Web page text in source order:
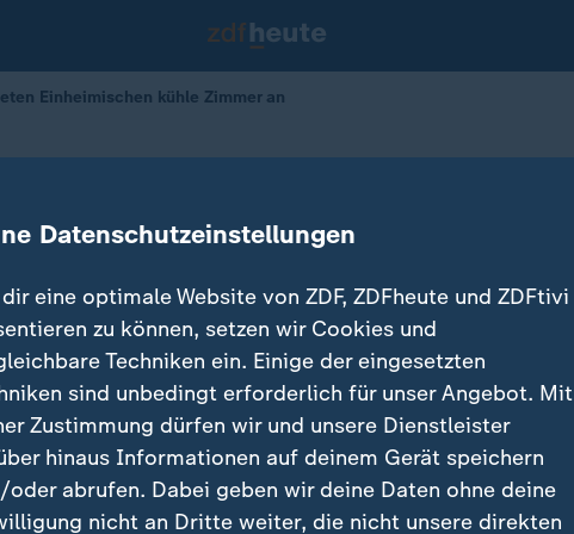
Einheimischen kühle Zimmer an
Einheimischen kühle Zimmer an
Datenschutzeinstellungen
eine optimale Website von ZDF, ZDFheute und ZDFtivi
zu können, setzen wir Cookies und
Techniken ein. Einige der eingesetzten
sind unbedingt erforderlich für unser Angebot. Mit
Zustimmung dürfen wir und unsere Dienstleister
hinaus Informationen auf deinem Gerät speichern
oder abrufen. Dabei geben wir deine Daten ohne deine
nicht an Dritte weiter, die nicht unsere direkten